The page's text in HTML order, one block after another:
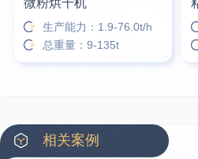
微粉烘干机
生产能力：1.9-76.0t/h
总重量：9-135t
相关案例